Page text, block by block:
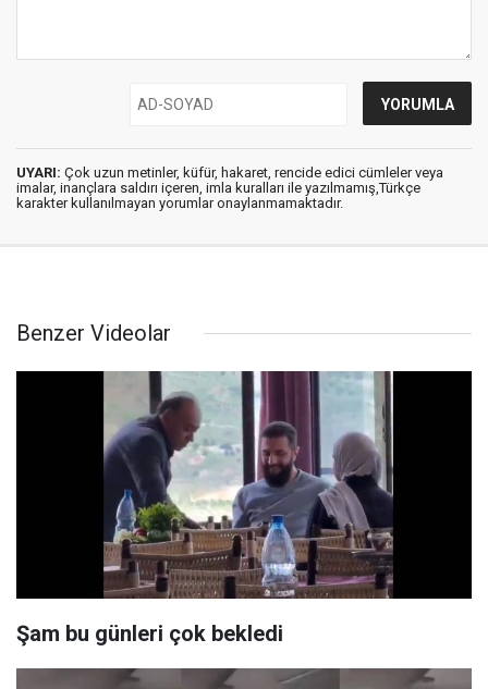
UYARI: Çok uzun metinler, küfür, hakaret, rencide edici cümleler veya
imalar, inançlara saldırı içeren, imla kuralları ile yazılmamış,Türkçe
karakter kullanılmayan yorumlar onaylanmamaktadır.
Benzer Videolar
Şam bu günleri çok bekledi